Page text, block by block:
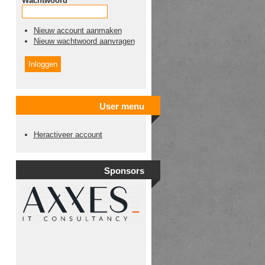
Nieuw account aanmaken
Nieuw wachtwoord aanvragen
User menu
Heractiveer account
Sponsors